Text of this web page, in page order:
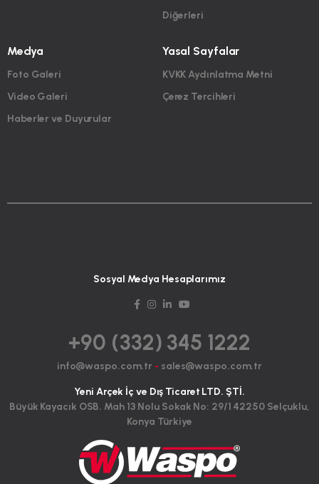
Diğerleri
Medya
Foto Galeri
Video Galeri
Haberler ve Duyurular
Yasal Sayfalar
KVKK Aydınlatma Metni
Çerez Tercihleri
Sosyal Medya Hesaplarımız
+90 (332) 345 1222
info@waspo.com.tr - sales@waspo.com.tr
Yeni Arçek İç ve Dış Ticaret LTD. ŞTİ.
Büyük Kayacık OSB. Mah 13 Nolu Sokak No: 29/1 42250 Selçuklu,
Konya Türkiye